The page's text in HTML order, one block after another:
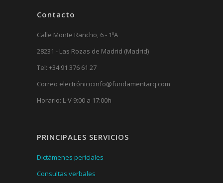
Contacto
Calle Monte Rancho, 6 - 1ºA
28231 - Las Rozas de Madrid (Madrid)
Tel: +34 91 376 61 27
Correo electrónico:info@fundamentarq.com
Horario: L-V 9:00 a 17:00h
PRINCIPALES SERVICIOS
Dictámenes periciales
Consultas verbales